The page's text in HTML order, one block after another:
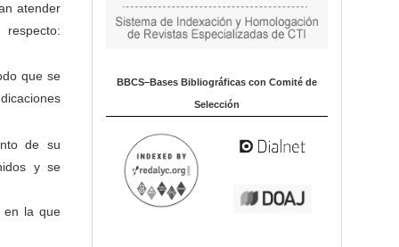
atender
que se
de su
y se
en la que
BBCS–Bases Bibliográficas con Comité de
Selección